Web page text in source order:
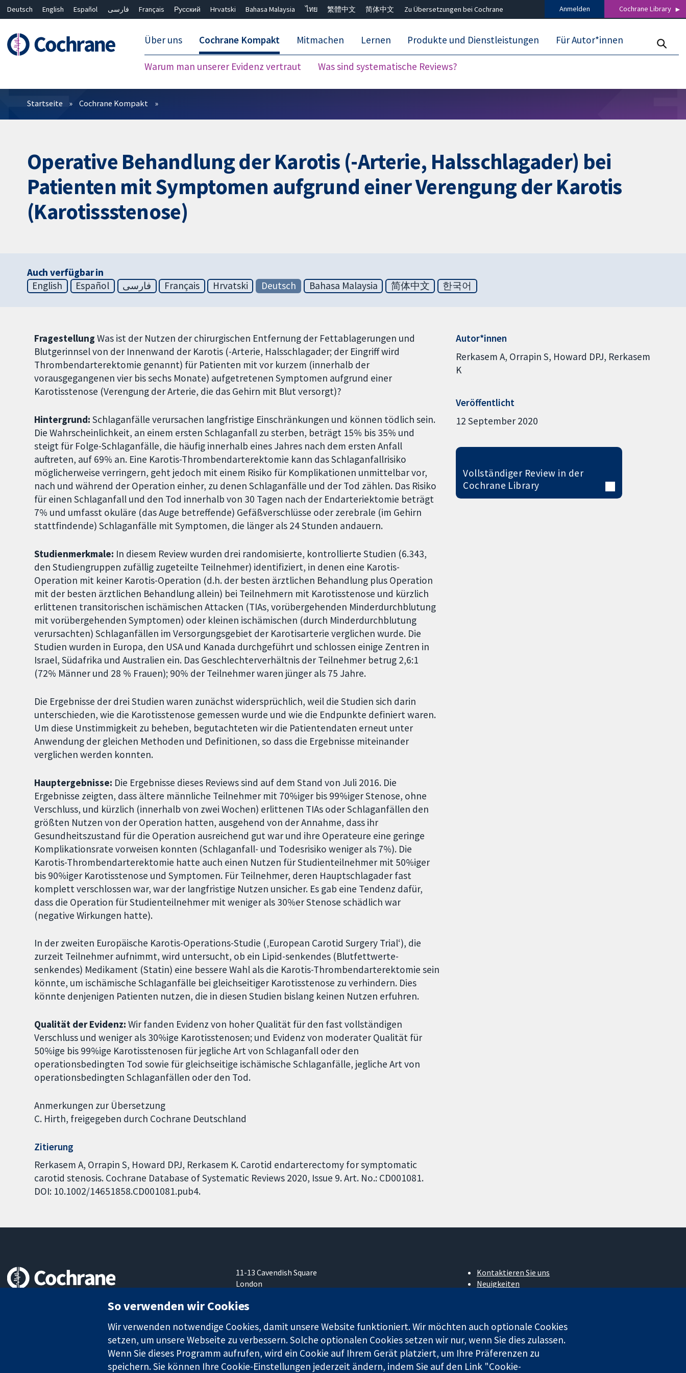
Deutsch English Español فارسی Français Русский Hrvatski Bahasa Malaysia ไทย 繁體中文 简体中文 Zu Übersetzungen bei Cochrane Anmelden Cochrane Library
Über uns Cochrane Kompakt
Warum man unserer Evidenz vertraut Was sind systematische Reviews?
Mitmachen Lernen Produkte und Dienstleistungen Für Autor*innen
Filter
Startseite Cochrane Kompakt
Operative Behandlung der Karotis (-Arterie, Halsschlagader) bei
Patienten mit Symptomen aufgrund einer Verengung der Karotis
(Karotissstenose)
Auch verfügbar in
English
Español فارسی Français Hrvatski Deutsch Bahasa Malaysia 简体中文 한국어
FragestellungWas ist der Nutzen der chirurgischen Entfernung der Fettablagerungen und
Blutgerinnsel von der Innenwand der Karotis (-Arterie, Halsschlagader; der Eingriff wird
Thrombendarterektomie genannt) für Patienten mit vor kurzem (innerhalb der
vorausgegangenen vier bis sechs Monate) aufgetretenen Symptomen aufgrund einer
Karotisstenose (Verengung der Arterie, die das Gehirn mit Blut versorgt)?
Hintergrund:Schlaganfälle verursachen langfristige Einschränkungen und können tödlich sein.
Die Wahrscheinlichkeit, an einem ersten Schlaganfall zu sterben, beträgt 15% bis 35% und
steigt für Folge-Schlaganfälle, die häufig innerhalb eines Jahres nach dem ersten Anfall
auftreten, auf 69% an. Eine Karotis-Thrombendarterektomie kann das Schlaganfallrisiko
möglicherweise verringern, geht jedoch mit einem Risiko für Komplikationen unmittelbar vor,
nach und während der Operation einher, zu denen Schlaganfälle und der Tod zählen. Das Risiko
für einen Schlaganfall und den Tod innerhalb von 30 Tagen nach der Endarteriektomie beträgt
7% und umfasst okuläre (das Auge betreffende) Gefäßverschlüsse oder zerebrale (im Gehirn
stattfindende) Schlaganfälle mit Symptomen, die länger als 24 Stunden andauern.
Studienmerkmale: In diesem Review wurden drei randomisierte, kontrollierte Studien (6.343,
den Studiengruppen zufällig zugeteilte Teilnehmer) identifiziert, in denen eine Karotis-
Operation mit keiner Karotis-Operation (d.h. der besten ärztlichen Behandlung plus Operation
mit der besten ärztlichen Behandlung allein) bei Teilnehmern mit Karotisstenose und kürzlich
erlittenen transitorischen ischämischen Attacken (TIAs, vorübergehenden Minderdurchblutung
mit vorübergehenden Symptomen) oder kleinen ischämischen (durch Minderdurchblutung
verursachten) Schlaganfällen im Versorgungsgebiet der Karotisarterie verglichen wurde. Die
Studien wurden in Europa, den USA und Kanada durchgeführt und schlossen einige Zentren in
Israel, Südafrika und Australien ein. Das Geschlechterverhältnis der Teilnehmer betrug 2,6:1
(72% Männer und 28 % Frauen); 90% der Teilnehmer waren jünger als 75 Jahre.
Die Ergebnisse der drei Studien waren zunächst widersprüchlich, weil die Studien sich darin
unterschieden, wie die Karotisstenose gemessen wurde und wie die Endpunkte definiert waren.
Um diese Unstimmigkeit zu beheben, begutachteten wir die Patientendaten erneut unter
Anwendung der gleichen Methoden und Definitionen, so dass die Ergebnisse miteinander
verglichen werden konnten.
Hauptergebnisse: Die Ergebnisse dieses Reviews sind auf dem Stand von Juli 2016. Die
Ergebnisse zeigten, dass ältere männliche Teilnehmer mit 70%iger bis 99%iger Stenose, ohne
Verschluss, und kürzlich (innerhalb von zwei Wochen) erlittenen TIAs oder Schlaganfällen den
größten Nutzen von der Operation hatten, ausgehend von der Annahme, dass ihr
Gesundheitszustand für die Operation ausreichend gut war und ihre Operateure eine geringe
Komplikationsrate vorweisen konnten (Schlaganfall- und Todesrisiko weniger als 7%). Die
Karotis-Thrombendarterektomie hatte auch einen Nutzen für Studienteilnehmer mit 50%iger
bis 90%iger Karotisstenose und Symptomen. Für Teilnehmer, deren Hauptschlagader fast
komplett verschlossen war, war der langfristige Nutzen unsicher. Es gab eine Tendenz dafür,
dass die Operation für Studienteilnehmer mit weniger als 30%er Stenose schädlich war
(negative Wirkungen hatte).
In der zweiten Europäische Karotis-Operations-Studie (‚European Carotid Surgery Trial‘), die
zurzeit Teilnehmer aufnimmt, wird untersucht, ob ein Lipid-senkendes (Blutfettwerte-
senkendes) Medikament (Statin) eine bessere Wahl als die Karotis-Thrombendarterektomie sein
könnte, um ischämische Schlaganfälle bei gleichseitiger Karotisstenose zu verhindern. Dies
könnte denjenigen Patienten nutzen, die in diesen Studien bislang keinen Nutzen erfuhren.
Qualität der Evidenz:Wir fanden Evidenz von hoher Qualität für den fast vollständigen
Verschluss und weniger als 30%ige Karotisstenosen; und Evidenz von moderater Qualität für
50%ige bis 99%ige Karotisstenosen für jegliche Art von Schlaganfall oder den
operationsbedingten Tod sowie für gleichseitige ischämische Schlaganfälle, jegliche Art von
operationsbedingten Schlaganfällen oder den Tod.
Anmerkungen zur Übersetzung
C. Hirth, freigegeben durch Cochrane Deutschland
Zitierung
Rerkasem A, Orrapin S, Howard DPJ, Rerkasem K. Carotid endarterectomy for symptomatic
carotid stenosis. Cochrane Database of Systematic Reviews 2020, Issue 9. Art. No.: CD001081.
DOI: 10.1002/14651858.CD001081.pub4.
Autor*innen
Rerkasem A Orrapin S Howard DPJ Rerkasem
K
Veröffentlicht
12 September 2020
Vollständiger Review in der
Cochrane Library
11-13 Cavendish Square
London
Vereinigtes Königreich
Kontaktieren Sie uns
Neuigkeiten
Cochrane Library
Die Cochrane Collaboration ist eine gemeinützige Organisation (Nr. 1045921) und in England und in Wales als eine Gesellschaft mit beschränkter Haftung (Nr. 03044323) registriert. Umsatzsteuer-
So verwenden wir Cookies
Wir verwenden notwendige Cookies, damit unsere Website funktioniert. Wir möchten auch optionale Cookies
setzen, um unsere Webseite zu verbessern. Solche optionalen Cookies setzen wir nur, wenn Sie dies zulassen.
Wenn Sie dieses Programm aufrufen, wird ein Cookie auf Ihrem Gerät platziert, um Ihre Präferenzen zu
speichern. Sie können Ihre Cookie-Einstellungen jederzeit ändern, indem Sie auf den Link "Cookie-